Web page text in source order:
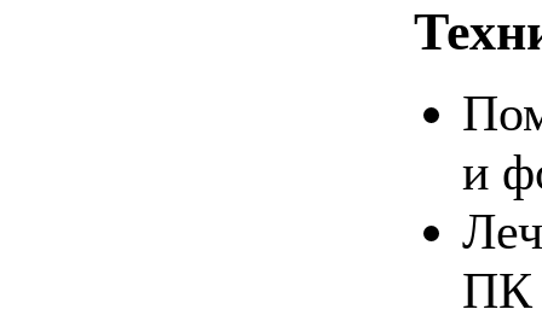
и
ПК